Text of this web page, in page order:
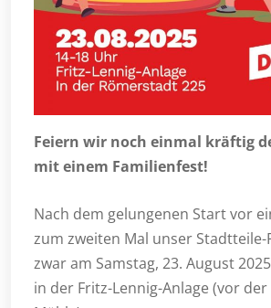
Feiern wir noch einmal kräftig
mit einem Familienfest!
Nach dem gelungenen Start vor
zum zweiten Mal unser
zwar am Samstag, 23. August
in der Fritz-Lennig-Anlage (vor